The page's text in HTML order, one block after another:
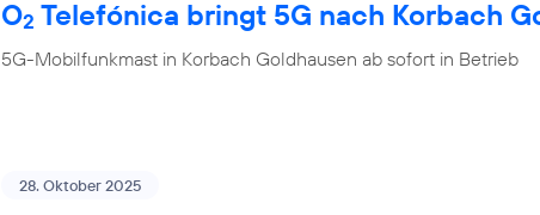
O2 Telefónica bringt 5G nach Korbach
5G-Mobilfunkmast in Korbach Goldhausen ab sofort in Betrieb
28. Oktober 2025